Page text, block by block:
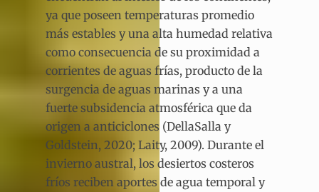
ya que poseen temperaturas promedio
más estables y una alta humedad relativa
como consecuencia de su proximidad a
corrientes de aguas frías, producto de la
surgencia de aguas marinas y a una
fuerte subsidencia atmosférica que da
origen a anticiclones (DellaSalla y
Goldstein, 2020; Laity, 2009). Durante el
invierno austral, los desiertos costeros
fríos reciben aportes de agua temporal y